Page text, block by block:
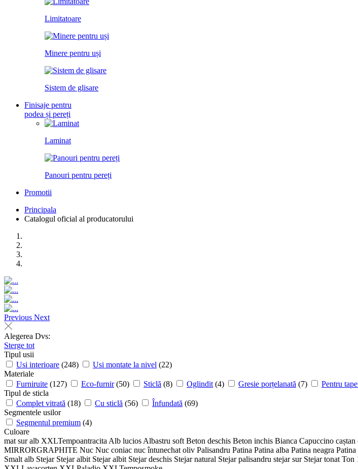
Limitatoare
Minere pentru uși
Sistem de glisare
Finisaje pentru
podea și pereți
Laminat
Panouri pentru pereți
Promotii
Principala
Catalogul oficial al producatorului
Previous Next
Alegerea Dvs:
Sterge tot
Tipul usii
Usi interioare (248) Usi montate la nivel (22)
Materiale
Furniruite (127) Eco-furnir (50) Sticlă (8) Oglindit (4) Gresie porțelanată (7) Pentru
Tipul de sticla
Complet vitrată (18) Cu sticlă (56) Înfundată (69)
Segmentele usilor
Segmentul premium (4)
Culoare
mat suralb XXLTempoantracita Alb lucios Albastru soft Beton deschis Beton inchis Bianca Capuccino caștan
MIRRORGRAPHITE Nuc Nuc coniac nuc întunechat oliv Palisandru Patina Patina alba Patina neagra Patina
Smalt alb Stejar Stejar albit Stejar albit Stejar deschis Stejar natural Stejar palisandru stejar sur Stejar tonat Ton